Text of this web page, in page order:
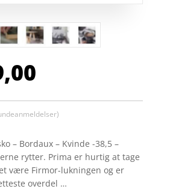
– Bordaux – Kvinde -38,5 –
rytter. Prima er hurtig at tage
være Firmor-lukningen og er
overdel …